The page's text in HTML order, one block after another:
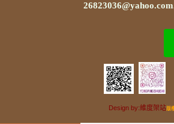
Design by:維度架站版